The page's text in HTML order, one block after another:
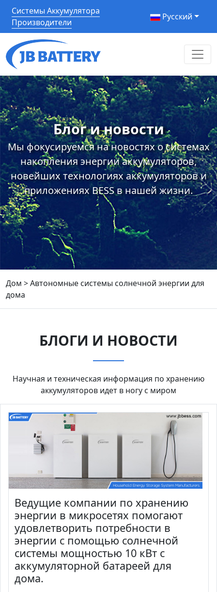
Системы Аккумулятора
Производители
Pусский
Блог и новости
Мы фокусируемся на новостях о системах
накопления энергии аккумуляторов,
новейших технологиях аккумуляторов и
приложениях BESS в нашей жизни.
Дом >Автономные системы солнечной энергии для
дома
БЛОГИ И НОВОСТИ
Научная и техническая информация по хранению
аккумуляторов идет в ногу с миром
Ведущие компании по хранению
энергии в микросетях помогают
удовлетворить потребности в
энергии с помощью солнечной
системы мощностью 10 кВт с
аккумуляторной батареей для
дома.